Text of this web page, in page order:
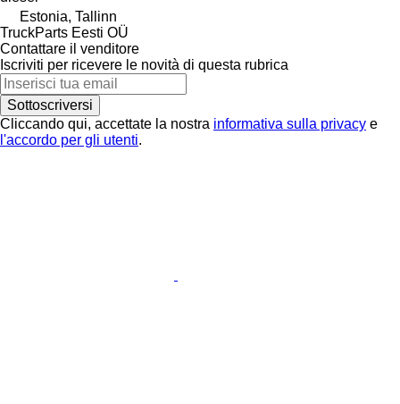
Estonia, Tallinn
TruckParts Eesti OÜ
Contattare il venditore
Iscriviti per ricevere le novità di questa rubrica
Sottoscriversi
Cliccando qui, accettate la nostra informativa sulla privacy e
l'accordo per gli utenti.